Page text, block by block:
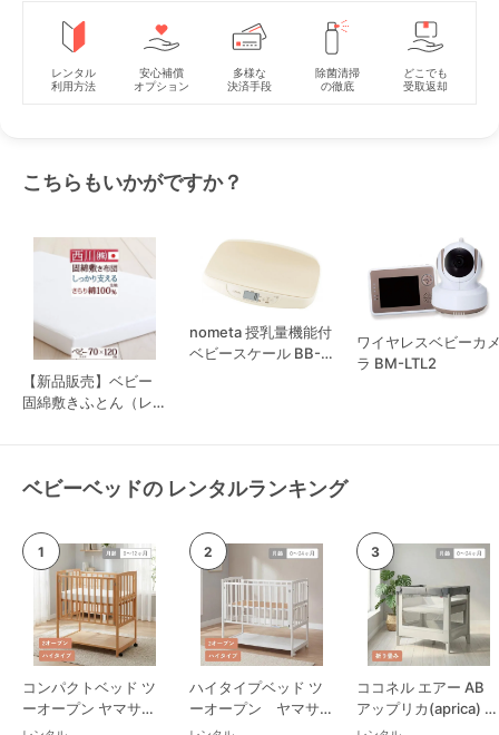
レンタル
利用方法
安心補償
オプション
多様な
決済手段
除菌清掃
の徹底
どこでも
受取返却
こちらもいかがですか？
【新品販売】ベビー
固綿敷きふとん（レギ
nometa 授乳量機能付
ベビースケール BB-
ワイヤレスベビーカ
ラ BM-LTL2
ベビーベッドの レンタルランキング
コンパクトベッド ツ
ーオープン ヤマサキ
(Yamasaki) ミニサイ
ハイタイプベッド ツ
ーオープン ヤマサキ
(Yamasaki) レギュラ
ココネル エアー AB
アップリカ(aprica) ミ
ニサイズ/コンパクト